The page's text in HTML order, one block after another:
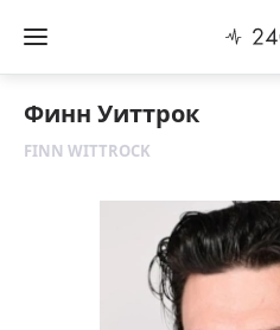
Финн Уиттрок
FINN WITTROCK